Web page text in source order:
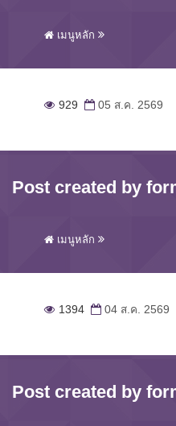
เมนูหลัก
929 05 ส.ค. 2569
Post created by
เมนูหลัก
1394 04 ส.ค. 2569
Post created by